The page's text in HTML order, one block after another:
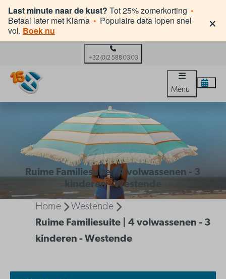
Last minute naar de kust? Tot 25% zomerkorting •
Betaal later met Klarna • Populaire data lopen snel
vol. Boek nu ×
+32 (0)2 588 03 03
Menu
Ruime Familiesuite | 4 volwassenen - 3
kinderen - Westende
Home
Westende
Ruime Familiesuite | 4 volwassenen - 3
kinderen - Westende